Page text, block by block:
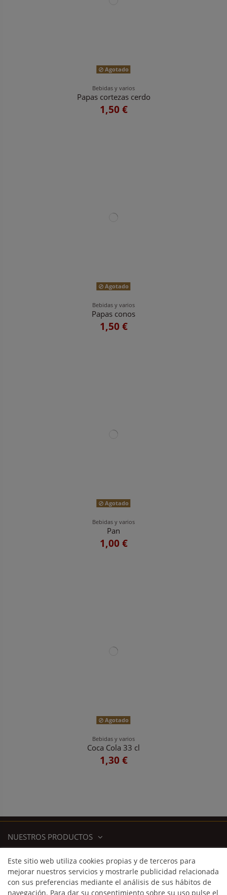
Agotado
Bebidas y varios
Papas cortezas cerdo
1,50 €
Agotado
Bebidas y varios
Papas conos
1,50 €
Agotado
Bebidas y varios
Pan
1,00 €
Agotado
Bebidas y varios
Coca Cola 33 cl
1,30 €
NUESTROS PRODUCTOS
INFORMACIÓN DE CONTACTO
Este sitio web utiliza cookies propias y de terceros para
mejorar nuestros servicios y mostrarle publicidad relacionada
con sus preferencias mediante el análisis de sus hábitos de
navegación. Para dar su consentimiento sobre su uso pulse el